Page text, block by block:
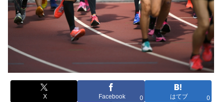
X Facebook 0 はてブ 0